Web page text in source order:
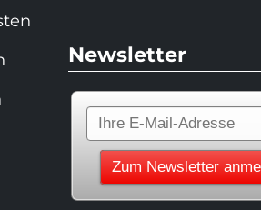
Newsletter